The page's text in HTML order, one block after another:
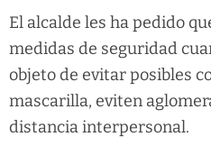
El alcalde les ha pedido
medidas de seguridad
objeto de evitar posibles
mascarilla, eviten
distancia interpersonal.